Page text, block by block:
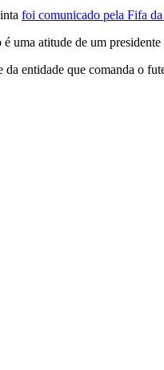
foi comunicado pela Fifa
uma atitude de um
entidade que comanda o